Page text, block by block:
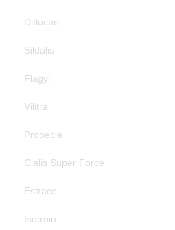
Diflucan
Sildalis
Flagyl
Vilitra
Propecia
Cialis Super Force
Estrace
Isotroin